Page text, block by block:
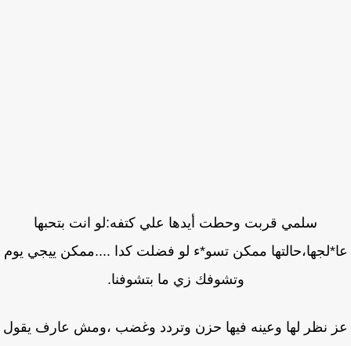
سلمي قربت وحطت أيدها علي كتفه:لو انت بتحبها
ممكن تسو*ء لو فضلت كدا ....ممكن ييجي يوم
وتشوفك زي ما بتشوفنا.
نظر لها وعينه فيها حزن وتردد وغضب ،ومش عارف يقول